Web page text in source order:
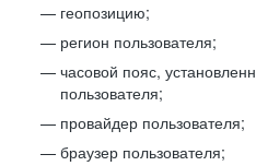
геопозицию;
регион пользователя;
часовой пояс,
пользователя;
провайдер пользователя;
браузер пользователя;